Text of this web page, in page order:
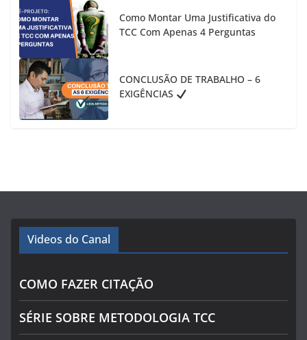
Como Montar Uma Justificativa do
TCC Com Apenas 4 Perguntas
CONCLUSÃO DE TRABALHO – 6
EXIGÊNCIAS
Videos do Canal
COMO FAZER CITAÇÃO
SÉRIE SOBRE METODOLOGIA TCC